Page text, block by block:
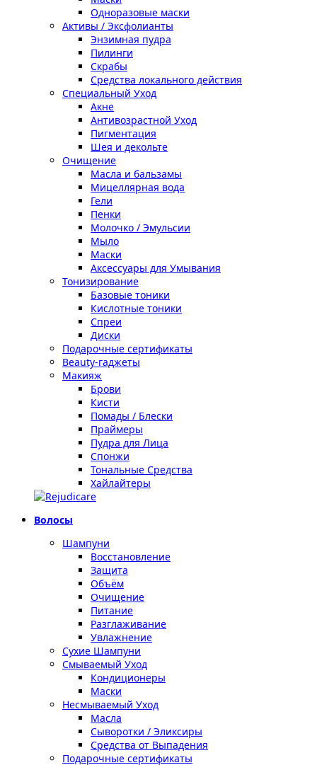
Одноразовые маски
Активы / Эксфолианты
Энзимная пудра
Пилинги
Скрабы
Средства локального действия
Специальный Уход
Акне
Антивозрастной Уход
Пигментация
Шея и декольте
Очищение
Масла и бальзамы
Мицеллярная вода
Гели
Пенки
Молочко / Эмульсии
Мыло
Маски
Аксессуары для Умывания
Тонизирование
Базовые тоники
Кислотные тоники
Спреи
Диски
Подарочные сертификаты
Beauty-гаджеты
Макияж
Брови
Кисти
Помады / Блески
Праймеры
Пудра для Лица
Спонжи
Тональные Средства
Хайлайтеры
Волосы
Шампуни
Восстановление
Защита
Объём
Очищение
Питание
Разглаживание
Увлажнение
Сухие Шампуни
Смываемый Уход
Кондиционеры
Маски
Несмываемый Уход
Масла
Сыворотки / Эликсиры
Средства от Выпадения
Подарочные сертификаты